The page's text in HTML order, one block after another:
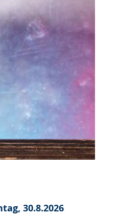
30.8.2026